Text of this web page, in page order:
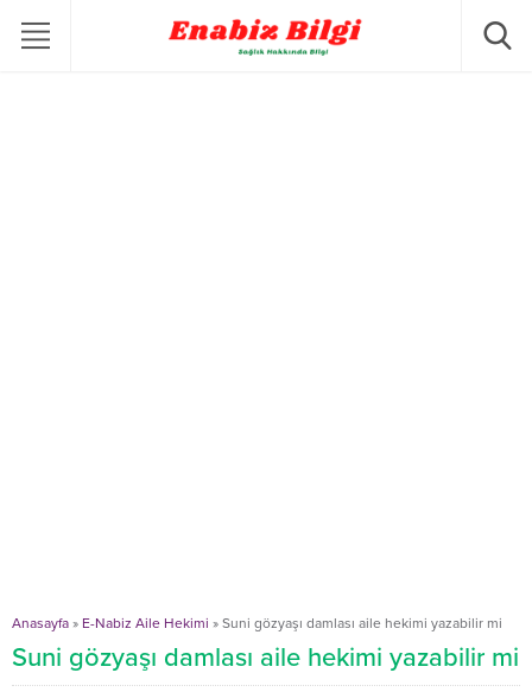
Anasayfa » E-Nabiz Aile Hekimi » Suni gözyaşı damlası aile hekimi yazabilir mi
Suni gözyaşı damlası aile hekimi yazabilir mi